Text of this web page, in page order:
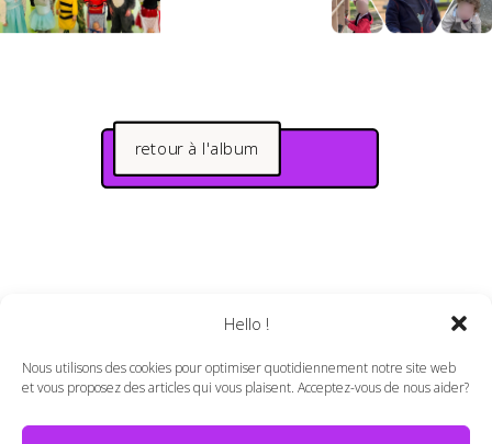
Hello !
Nous utilisons des cookies pour optimiser quotidiennement notre site web
et vous proposez des articles qui vous plaisent. Acceptez-vous de nous aider?
retour à l'album